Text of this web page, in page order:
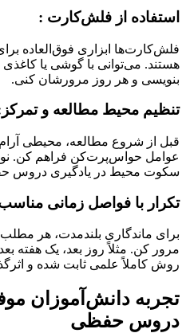
استفاده از فلش‌کارت :
فلش‌کارت‌ها ابزاری فوق‌العاده
هستند. می‌توانی با گوشی یا کاغذی
بنویسی و هر روز مرورشان کنی.
تنظیم محیط مطالعه و
قبل از شروع مطالعه، محیطی
عوامل حواس‌پرت‌کن فراهم کن.
سکوت محیط در یادگیری دروس
تکرار با فواصل زمانی
برای ماندگاری بلندمدت، هر
مرور کن. مثلاً روز بعد، یک هفته
روش کاملاً علمی ثابت شده و
تجربه دانش‌آموزان
دروس حفظی